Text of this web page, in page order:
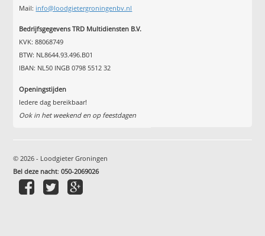
Mail: info@loodgietergroningenbv.nl
Bedrijfsgegevens TRD Multidiensten B.V.
KVK: 88068749
BTW: NL8644.93.496.B01
IBAN: NL50 INGB 0798 5512 32
Openingstijden
Iedere dag bereikbaar!
Ook in het weekend en op feestdagen
© 2026 - Loodgieter Groningen
Bel deze nacht:050-2069026